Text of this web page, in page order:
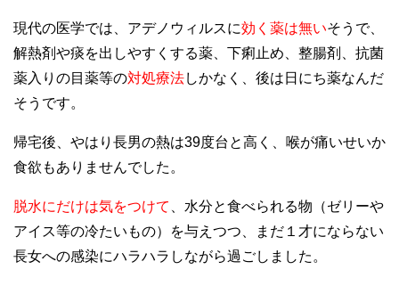
現代の医学では、アデノウィルスに効く薬は無いそうで、
解熱剤や痰を出しやすくする薬、下痢止め、整腸剤、抗菌
薬入りの目薬等の対処療法しかなく、後は日にち薬なんだ
そうです。
帰宅後、やはり長男の熱は39度台と高く、喉が痛いせいか
食欲もありませんでした。
脱水にだけは気をつけて
、水分と食べられる物（ゼリーや
アイス等の冷たいもの）を与えつつ、まだ１才にならない
長女への感染にハラハラしながら過ごしました。